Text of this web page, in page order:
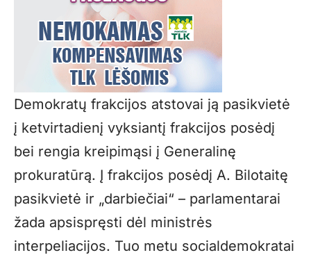
Demokratų frakcijos atstovai ją pasikvietė
į ketvirtadienį vyksiantį frakcijos posėdį
bei rengia kreipimąsi į Generalinę
prokuratūrą. Į frakcijos posėdį A. Bilotaitę
pasikvietė ir „darbiečiai“ – parlamentarai
žada apsispręsti dėl ministrės
interpeliacijos. Tuo metu socialdemokratai